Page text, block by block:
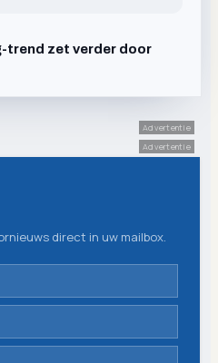
trend zet verder door
Advertentie
Advertentie
direct in uw mailbox.